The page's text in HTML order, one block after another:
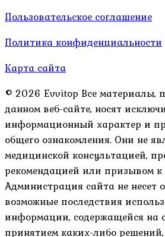
Пользовательское соглашение
Политика конфиденциальности
Карта сайта
© 2026 Evvitop Все материалы,
данном веб-сайте, носят
информационный характер и
общего ознакомления. Они не
медицинской консультацией,
рекомендацией или призывом
Администрация сайта не несет
возможные последствия
информации, содержащейся на
принятием каких-либо